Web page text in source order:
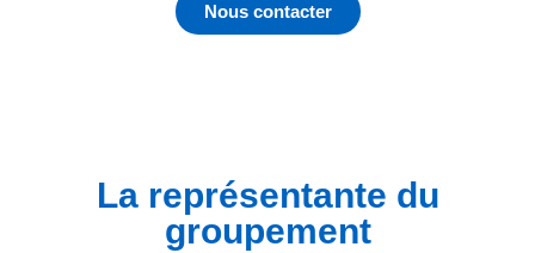
Nous contacter
La représentante du
groupement